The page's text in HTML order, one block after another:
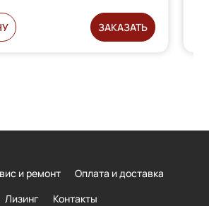
ЗАКАЗАТЬ
и ремонт
Оплата и доставка
Лизинг
Контакты